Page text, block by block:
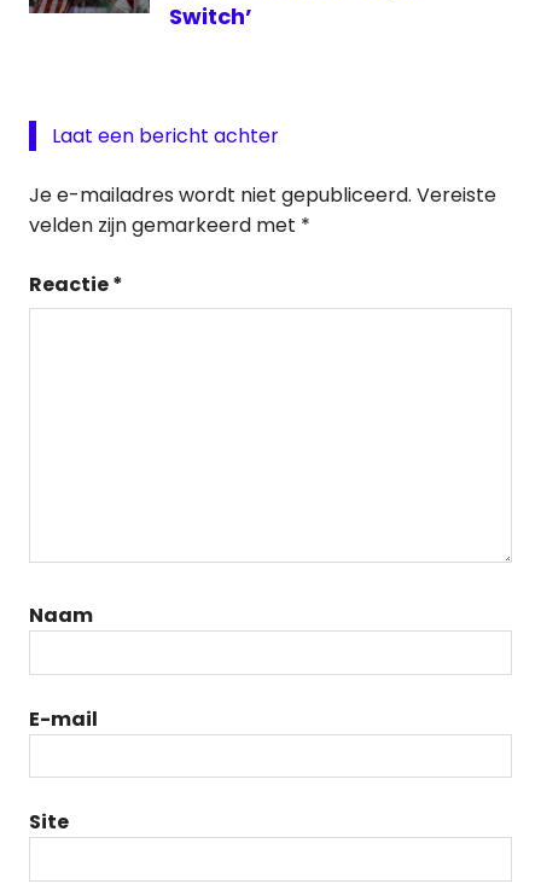
Switch’
Laat een bericht achter
Je e-mailadres wordt niet gepubliceerd. Vereiste
velden zijn gemarkeerd met *
Reactie*
Naam
E-mail
Site